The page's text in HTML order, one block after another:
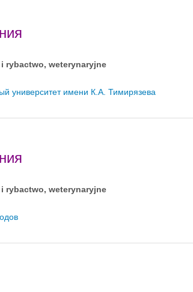
rybactwo, weterynaryjne
университет имени К.А. Тимирязева
rybactwo, weterynaryjne